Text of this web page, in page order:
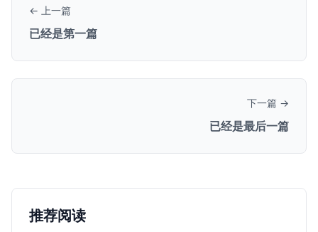
← 上一篇
已经是第一篇
下一篇 →
已经是最后一篇
推荐阅读